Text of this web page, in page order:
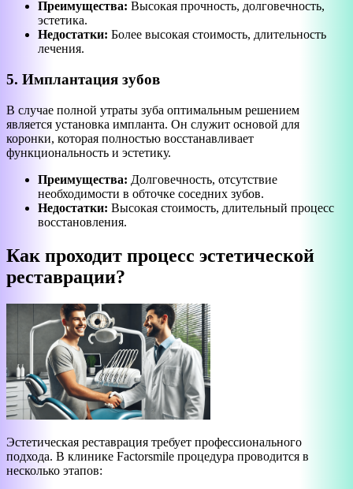
Преимущества: Высокая прочность, долговечность,
эстетика.
Недостатки: Более высокая стоимость, длительность
лечения.
5. Имплантация зубов
В случае полной утраты зуба оптимальным решением
является установка импланта. Он служит основой для
коронки, которая полностью восстанавливает
функциональность и эстетику.
Преимущества: Долговечность, отсутствие
необходимости в обточке соседних зубов.
Недостатки: Высокая стоимость, длительный процесс
восстановления.
Как проходит процесс эстетической
реставрации?
Эстетическая реставрация требует профессионального
подхода. В клинике Factorsmile процедура проводится в
несколько этапов: